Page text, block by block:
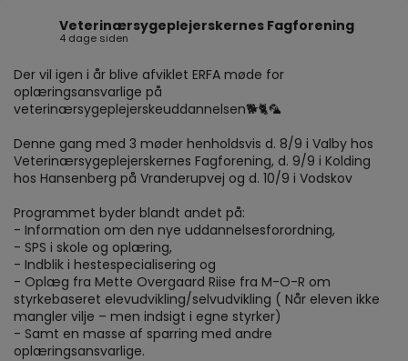
Veterinærsygeplejerskernes Fagforening
4 dage siden
Der vil igen i år blive afviklet ERFA møde for
oplæringsansvarlige på
veterinærsygeplejerskeuddannelsen🐕🐈🦜
Denne gang med 3 møder henholdsvis d. 8/9 i Valby hos
Veterinærsygeplejerskernes Fagforening, d. 9/9 i Kolding
hos Hansenberg på Vranderupvej og d. 10/9 i Vodskov
Programmet byder blandt andet på:
- Information om den nye uddannelsesforordning,
- SPS i skole og oplæring,
- Indblik i hestespecialisering og
- Oplæg fra Mette Overgaard Riise fra M-O-R om
styrkebaseret elevudvikling/selvudvikling ( Når eleven ikke
mangler vilje – men indsigt i egne styrker)
- Samt en masse af sparring med andre
oplæringsansvarlige.